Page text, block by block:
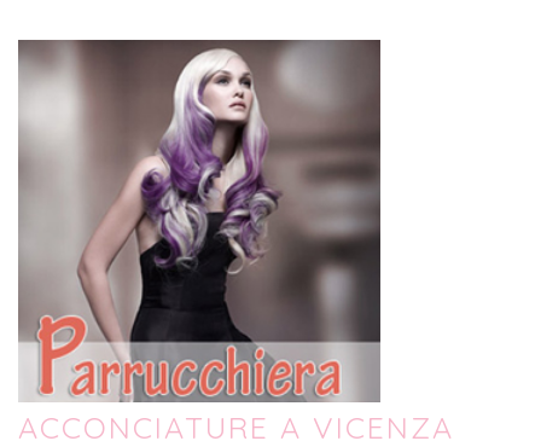
ACCONCIATURE A VICENZA